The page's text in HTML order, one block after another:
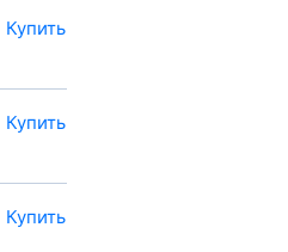
Купить
Купить
Купить